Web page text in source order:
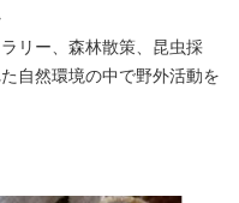
リー、森林散策、昆虫採
自然環境の中で野外活動を